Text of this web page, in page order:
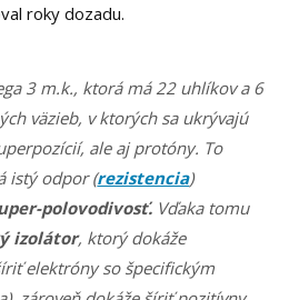
roky dozadu.
3 m.k., ktorá má 22 uhlíkov a 6
väzieb, v ktorých sa ukrývajú
ale aj protóny. To
istý odpor (rezistencia)
polovodivosť. Vďaka tomu
izolátor, ktorý dokáže
elektróny so špecifickým